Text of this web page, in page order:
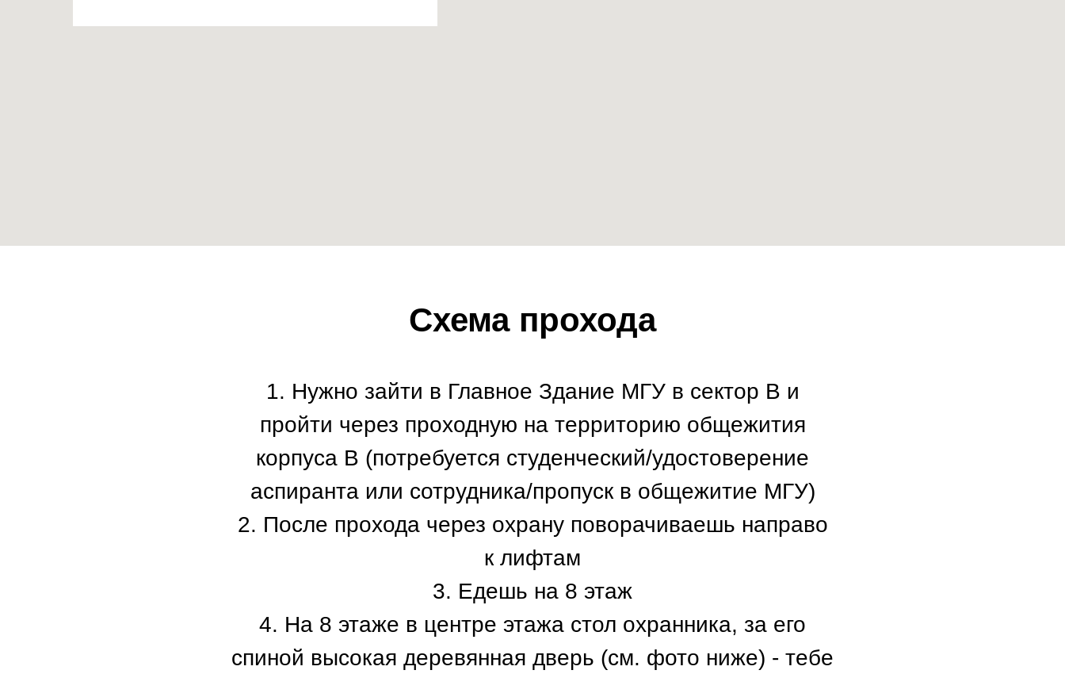
Схема прохода
1. Нужно зайти в Главное Здание МГУ в сектор В и
пройти через проходную на территорию общежития
корпуса В (потребуется студенческий/удостоверение
аспиранта или сотрудника/пропуск в общежитие МГУ)
2. После прохода через охрану поворачиваешь направо
к лифтам
3. Едешь на 8 этаж
4. На 8 этаже в центре этажа стол охранника, за его
спиной высокая деревянная дверь (см. фото ниже) - тебе